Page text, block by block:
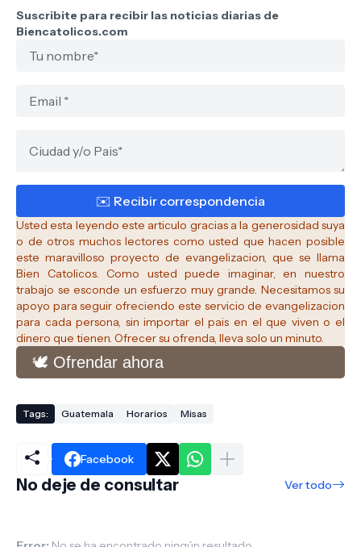
Suscribite para recibir las noticias diarias de
Biencatolicos.com
Usted esta leyendo este articulo gracias a la generosidad suya
o de otros muchos lectores como usted que hacen posible
este maravilloso proyecto de evangelizacion, que se llama
Bien Catolicos.Como usted puede imaginar, en nuestro
trabajo se esconde un esfuerzo muy grande. Necesitamos su
apoyo para seguir ofreciendo este servicio de evangelizacion
para cada persona, sin importar el pais en el que viven o el
dinero que tienen. Ofrecer su ofrenda, lleva solo un minuto.
🕊️ Ofrendar ahora
Tags: Guatemala Horarios Misas
Facebook
No deje de consultar Ver todo